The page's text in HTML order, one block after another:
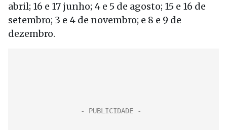
abril; 16 e 17 junho; 4 e 5 de agosto; 15 e 16 de
setembro; 3 e 4 de novembro; e 8 e 9 de
dezembro.